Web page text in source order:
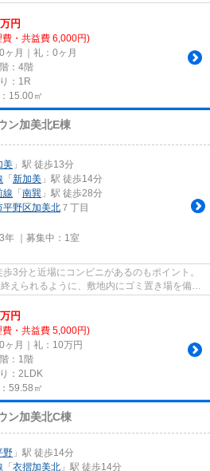
万円
費・共益費 6,000円)
ヶ月｜礼：0ヶ月
：4階
：1R
15.00㎡
ン加美北E棟
美 」駅 徒歩13分
「新加美 」駅 徒歩14分
線 「南巽 」駅 徒歩28分
平野区加美北 ７丁目
｜募集中： 1室
3分と近場にコンビニがあるのもポイント。
えられるように、敷地内にゴミ置き場を備え
万円
費・共益費 5,000円)
ヶ月｜礼：10万円
：1階
：2LDK
59.58㎡
ン加美北C棟
野 」駅 徒歩14分
「衣摺加美北 」駅 徒歩14分